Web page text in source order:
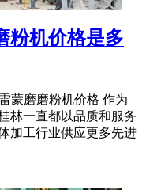
粉机价格是多
蒙磨磨粉机价格 作为
林一直都以品质和服务
加工行业供应更多先进